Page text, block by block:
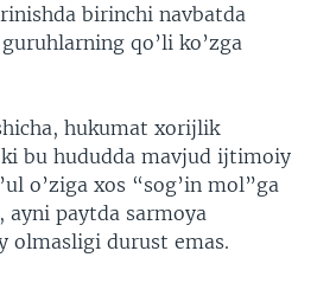
birinchi navbatda
qo’li ko’zga
hukumat xorijlik
bu hududda mavjud ijtimoiy
o’ziga xos “sog’in mol”ga
paytda sarmoya
olmasligi durust emas.